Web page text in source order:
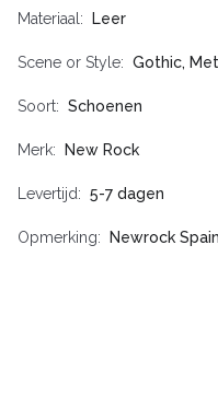
Materiaal Leer
Scene or Style Gothic,
Soort Schoenen
Merk New Rock
Levertijd 5-7 dagen
Opmerking Newrock Spain